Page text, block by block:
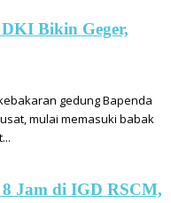
Bikin Geger,
gedung Bapenda
mulai memasuki babak
Jam di IGD RSCM,